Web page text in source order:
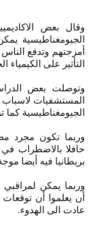
وقال بعض
الجيومغناطيسية
أمزجتهم وتدفع
التأثير على الكيمياء
وتوصلت بعض
المستشفيات لاسباب
الجيومغناطيسية كما
وربما تكون مجرد
حافلا بالاضطراب في
بريطانيا فيه أيضا
وربما يمكن
أن يعلموا أن
عادت الى الهدوء.